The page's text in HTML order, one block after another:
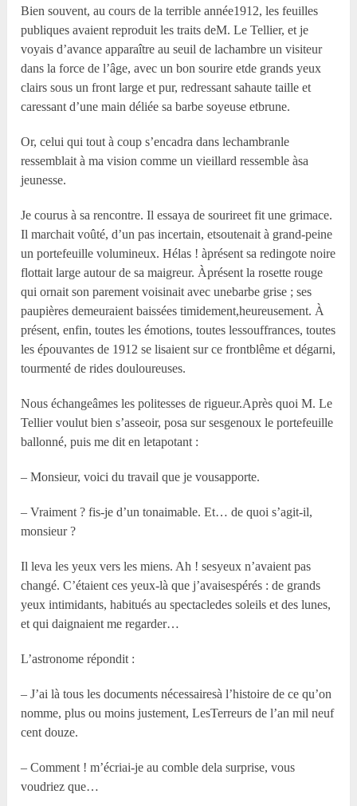
Bien souvent, au cours de la terrible année1912, les feuilles
publiques avaient reproduit les traits deM. Le Tellier, et je
voyais d’avance apparaître au seuil de lachambre un visiteur
dans la force de l’âge, avec un bon sourire etde grands yeux
clairs sous un front large et pur, redressant sahaute taille et
caressant d’une main déliée sa barbe soyeuse etbrune.
Or, celui qui tout à coup s’encadra dans lechambranle
ressemblait à ma vision comme un vieillard ressemble àsa
jeunesse.
Je courus à sa rencontre. Il essaya de sourireet fit une grimace.
Il marchait voûté, d’un pas incertain, etsoutenait à grand-peine
un portefeuille volumineux. Hélas ! àprésent sa redingote noire
flottait large autour de sa maigreur. Àprésent la rosette rouge
qui ornait son parement voisinait avec unebarbe grise ; ses
paupières demeuraient baissées timidement,heureusement. À
présent, enfin, toutes les émotions, toutes lessouffrances, toutes
les épouvantes de 1912 se lisaient sur ce frontblême et dégarni,
tourmenté de rides douloureuses.
Nous échangeâmes les politesses de rigueur.Après quoi M. Le
Tellier voulut bien s’asseoir, posa sur sesgenoux le portefeuille
ballonné, puis me dit en letapotant :
– Monsieur, voici du travail que je vousapporte.
– Vraiment ? fis-je d’un tonaimable. Et… de quoi s’agit-il,
monsieur ?
Il leva les yeux vers les miens. Ah ! sesyeux n’avaient pas
changé. C’étaient ces yeux-là que j’avaisespérés : de grands
yeux intimidants, habitués au spectacledes soleils et des lunes,
et qui daignaient me regarder…
L’astronome répondit :
– J’ai là tous les documents nécessairesà l’histoire de ce qu’on
nomme, plus ou moins justement, LesTerreurs de l’an mil neuf
cent douze.
– Comment ! m’écriai-je au comble dela surprise, vous
voudriez que…